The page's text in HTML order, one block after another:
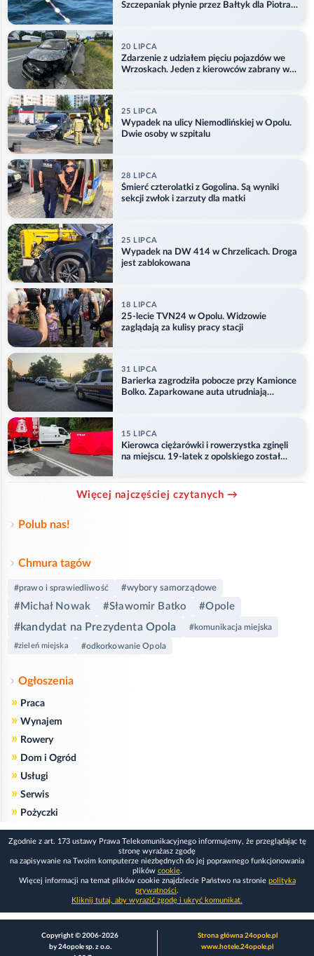
Szczepaniak płynie przez Bałtyk dla Piotra.
20 LIPCA
Zdarzenie z udziałem pięciu pojazdów we
Wrzoskach. Jeden z kierowców zabrany w
25 LIPCA
Wypadek na ulicy Niemodlińskiej w Opolu.
Dwie osoby w szpitalu
28 LIPCA
Śmierć czterolatki z Gogolina. Są wyniki
sekcji zwłok i zarzuty dla matki
25 LIPCA
Wypadek na DW 414 w Chrzelicach. Droga
jest zablokowana
18 LIPCA
25-lecie TVN24 w Opolu. Widzowie
zaglądają za kulisy pracy stacji
31 LIPCA
Barierka zagrodziła pobocze przy Kamionce
Bolko. Zaparkowane auta utrudniają
15 LIPCA
Kierowca ciężarówki i rowerzystka zginęli
na miejscu. 19-latek z opolskiego został
Więcej najczęściej czytanych →
Polub nas!
Chmura tagów
#prawo i sprawiedliwość #wybory samorządowe
#Michał Nowak #Sławomir Batko #Opole
#kandydat na Prezydenta Opola #komunikacja miejska
#zieleń miejska #odkorkowanie Opola
Ogłoszenia
» Praca
» Wynajem
» Rowery
» Dom i Ogród
» Usługi
» Serwis
» Pożyczki
Zgodnie z art. 173 ustawy Prawa Telekomunikacyjnego informujemy, że przeglądając tę
stronę wyrażasz zgodę
na zapisywanie na Twoim komputerze niezbędnych do jej poprawnego funkcjonowania
plików cookie.
Więcej informacji na temat plików cookie znajdziecie Państwo na stronie polityka
prywatności.
Kliknij tutaj, aby wyrazić zgodę i ukryć komunikat.
Copyright © 2006-2026
by 24opole sp. z o.o.
Strona główna 24opole.pl
www.hotele.24opole.pl